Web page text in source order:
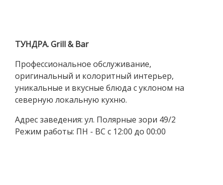
ТУНДРА. Grill & Bar
Профессиональное обслуживание,
оригинальный и колоритный интерьер,
уникальные и вкусные блюда с уклоном на
северную локальную кухню.
Адрес заведения: ул. Полярные зори 49/2
Режим работы: ПН - ВС с 12:00 до 00:00